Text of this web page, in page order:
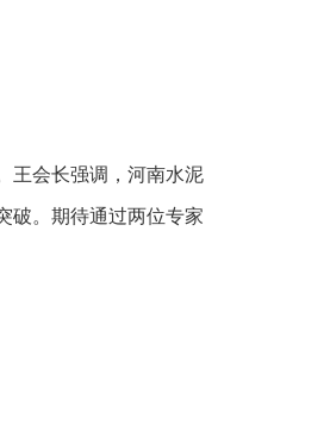
王会长强调，河南水泥
破。期待通过两位专家